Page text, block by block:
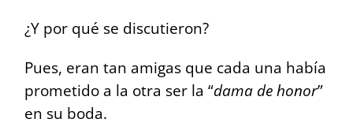
¿Y por qué se discutieron?
Pues, eran tan amigas que cada una había
prometido a la otra ser la “dama de honor”
en su boda.